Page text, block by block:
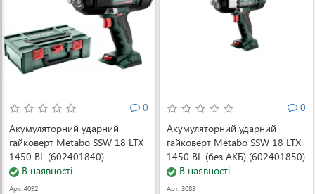
0
Акумуляторний ударний
гайковерт Metabo SSW 18 LTX
1450 BL (602401840)
В наявності
Арт: 4092
0
Акумуляторний ударний
гайковерт Metabo SSW 18 LTX
1450 BL (без АКБ) (602401850)
В наявності
Арт: 3083